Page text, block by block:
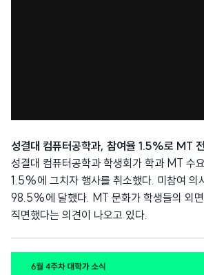
성결대 컴퓨터공학과, 참여율 1.5%로 MT
성결대 컴퓨터공학과 학생회가 학과 MT 수
1.5%에 그치자 행사를 취소했다. 미참여 의
98.5%에 달했다. MT 문화가 학생들의 외면
직면했다는 의견이 나오고 있다.